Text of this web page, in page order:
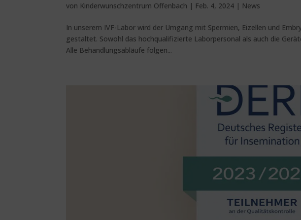
von Kinderwunschzentrum Offenbach | Feb. 4, 2024 | News
In unserem IVF-Labor wird der Umgang mit Spermien, Eizellen und
gestaltet. Sowohl das hochqualifizierte Laborpersonal als auch die
Alle Behandlungsabläufe folgen...